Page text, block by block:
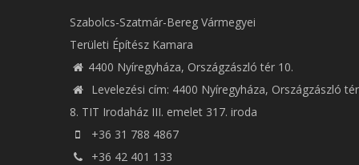
Szabolcs-Szatmár-Bereg Vármegyei
Területi Építész Kamara
4400 Nyíregyháza, Országzászló tér 10.
Levelezési cím: 4400 Nyíregyháza, Országzászló tér
8. TIT Irodaház III. emelet 317. iroda
+36 31 788 4867
+36 42 401 133